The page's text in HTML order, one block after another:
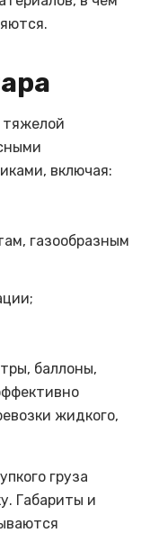
тяжелой
включая:
газообразным
баллоны,
жидкого,
груза
Габариты и